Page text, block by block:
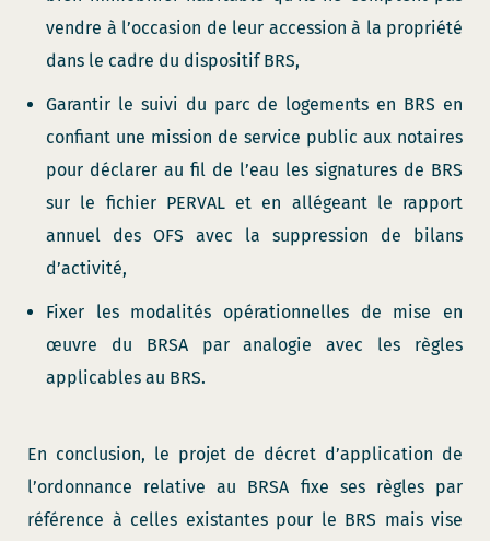
vendre à l’occasion de leur accession à la propriété
dans le cadre du dispositif BRS,
Garantir le suivi du parc de logements en BRS en
confiant une mission de service public aux notaires
pour déclarer au fil de l’eau les signatures de BRS
sur le fichier PERVAL et en allégeant le rapport
annuel des OFS avec la suppression de bilans
d’activité,
Fixer les modalités opérationnelles de mise en
œuvre du BRSA par analogie avec les règles
applicables au BRS.
En conclusion, le projet de décret d’application de
l’ordonnance relative au BRSA fixe ses règles par
référence à celles existantes pour le BRS mais vise